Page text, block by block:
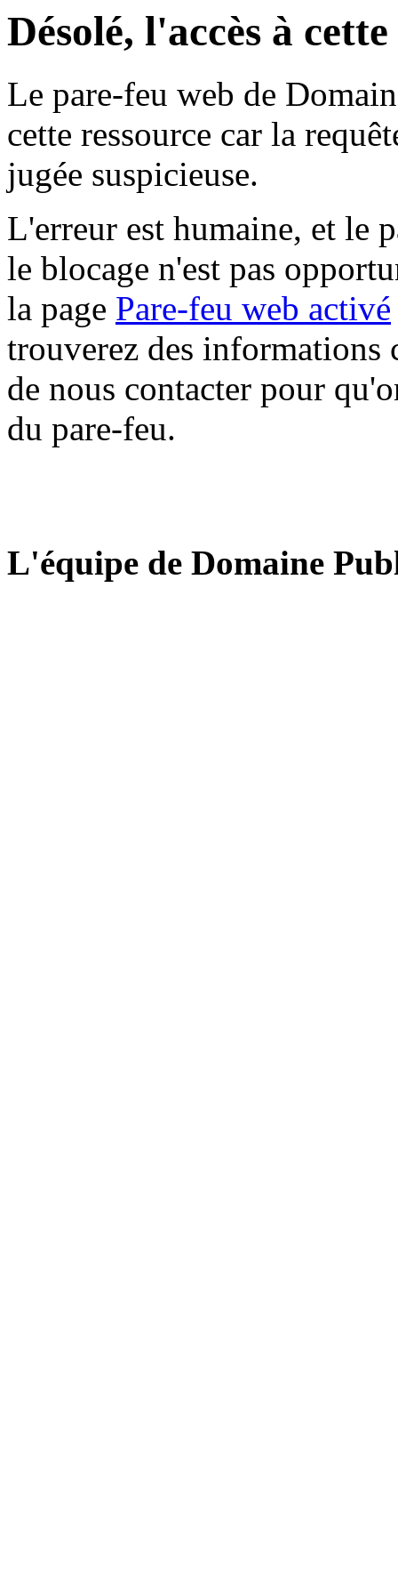
Désolé, l'accès à
Le pare-feu web de
cette ressource car la
jugée suspicieuse.
L'erreur est humaine, et le
le blocage n'est pas
la page Pare-feu web activé
trouverez des informations
de nous contacter pour
du pare-feu.
L'équipe de Domaine